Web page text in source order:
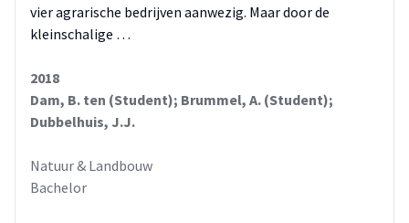
vier agrarische bedrijven aanwezig. Maar door de
kleinschalige …
2018
Dam, B. ten (Student); Brummel, A. (Student);
Dubbelhuis, J.J.
Natuur & Landbouw
Bachelor